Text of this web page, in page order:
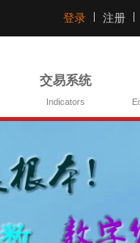
登录 注册
交易系统
Indicators